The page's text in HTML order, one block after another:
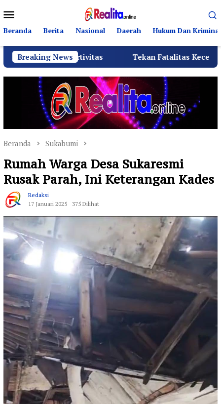
ke
kontenMobile
Beranda Berita Nasional Daerah Hukum Dan Kriminal
Breaking News
Sportivitas Tekan Fatalitas Kecelakaan, SMKN 3
Beranda Sukabumi
Rumah Warga Desa Sukaresmi
Rusak Parah, Ini Keterangan Kades
Redaksi
17 Januari 2025
375 Dilihat